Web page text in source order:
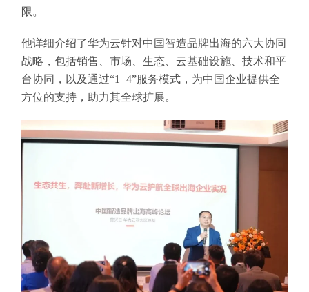
限。
他详细介绍了华为云针对中国智造品牌出海的六大协同
战略，包括销售、市场、生态、云基础设施、技术和平
台协同，以及通过“1+4”服务模式，为中国企业提供全
方位的支持，助力其全球扩展。